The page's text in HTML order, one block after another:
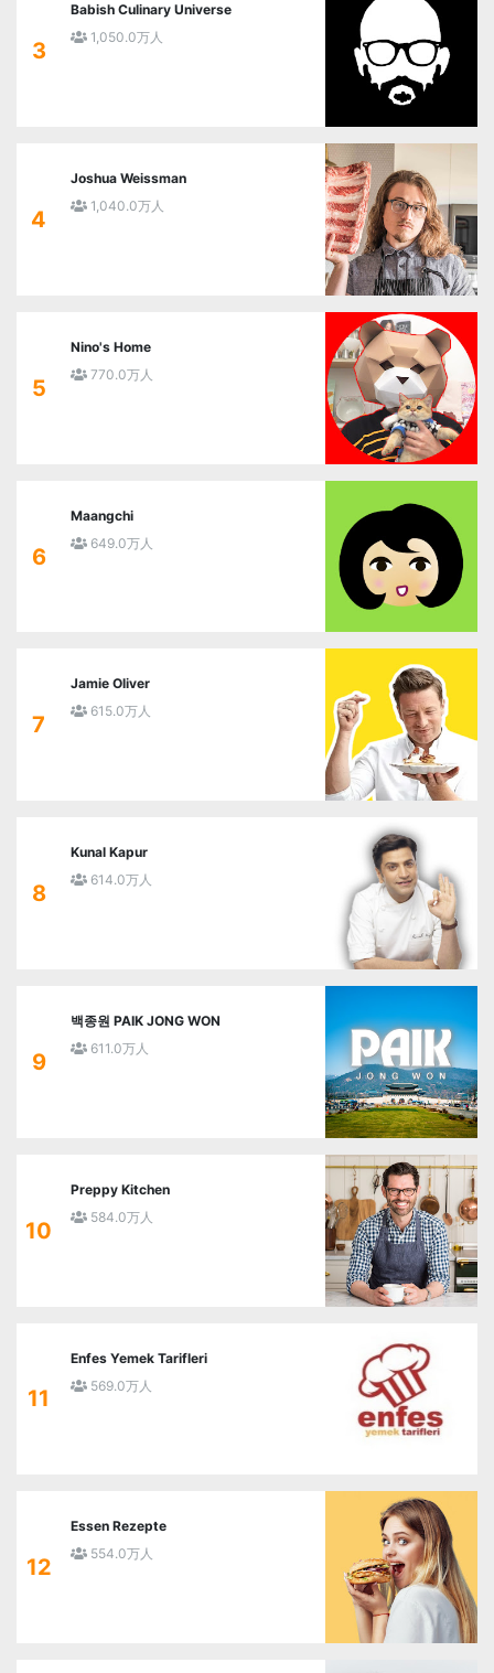
3
Babish Culinary Universe
1,050.0万人
4
Joshua Weissman
1,040.0万人
5
Nino's Home
770.0万人
6
Maangchi
649.0万人
7
Jamie Oliver
615.0万人
8
Kunal Kapur
614.0万人
9
백종원 PAIK JONG WON
611.0万人
10
Preppy Kitchen
584.0万人
11
Enfes Yemek Tarifleri
569.0万人
12
Essen Rezepte
554.0万人